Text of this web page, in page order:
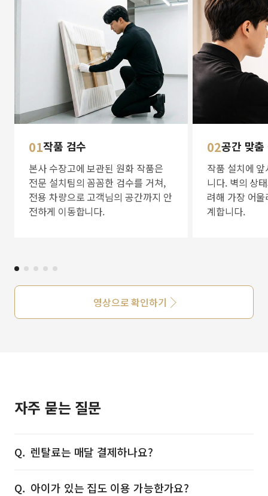
01작품 검수
본사 수장고에 보관된 원화 작품은
전문 설치팀의 꼼꼼한 검수를 거쳐,
전용 차량으로 고객님의 공간까지 안
전하게 이동합니다.
02공간 맞
작품 설치에
니다. 벽의 상
려해 가장 어
계합니다.
영상으로 확인하기
자주 묻는 질문
렌탈료는 매달 결제하나요?
아이가 있는 집도 이용 가능한가요?